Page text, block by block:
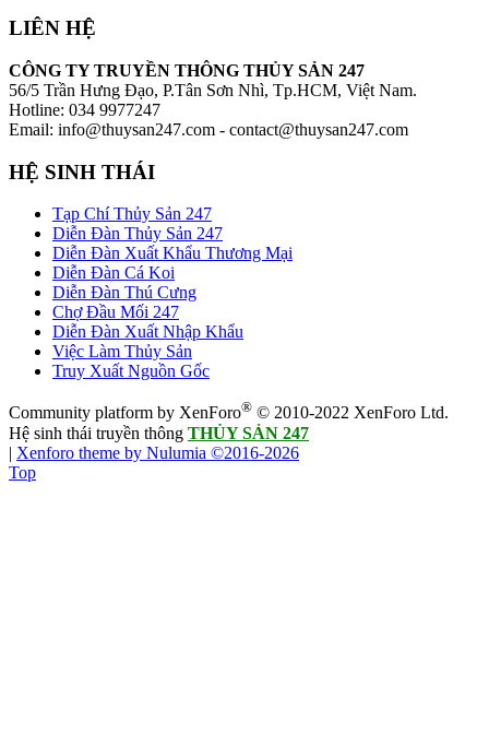
LIÊN HỆ
CÔNG TY TRUYỀN THÔNG THỦY SẢN 247
56/5 Trần Hưng Đạo, P.Tân Sơn Nhì, Tp.HCM, Việt Nam.
Hotline: 034 9977247
Email: info@thuysan247.com - contact@thuysan247.com
HỆ SINH THÁI
Tạp Chí Thủy Sản 247
Diễn Đàn Thủy Sản 247
Diễn Đàn Xuất Khẩu Thương Mại
Diễn Đàn Cá Koi
Diễn Đàn Thú Cưng
Chợ Đầu Mối 247
Diễn Đàn Xuất Nhập Khẩu
Việc Làm Thủy Sản
Truy Xuất Nguồn Gốc
Community platform by XenForo® © 2010-2022 XenForo Ltd.
Hệ sinh thái truyền thông THỦY SẢN 247
| Xenforo theme by Nulumia ©2016-2026
Top